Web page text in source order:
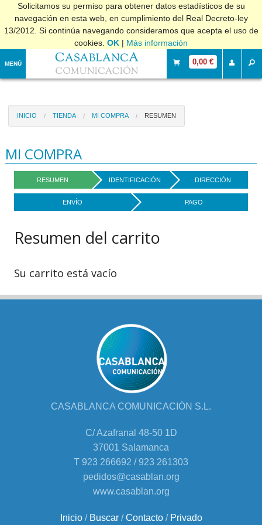
Solicitamos su permiso para obtener datos estadísticos de su
navegación en esta web, en cumplimiento del Real Decreto-ley
13/2012. Si continúa navegando consideramos que acepta el uso de
cookies. OK | Más información
MENÚ 0,00 €
INICIO TIENDA MI COMPRA RESUMEN
MI COMPRA
RESUMEN IDENTIFICACIÓN DIRECCIÓN
ENVÍO PAGO
Resumen del carrito
Su carrito está vacío
CASABLANCA COMUNICACIÓN S.L.
C/ Azafranal 48-50 1D
37001 Salamanca
T 923 266692 / 923 261303
pedidos@casablan.org
www.casablan.org
Inicio/ Buscar/Contacto/ Privado